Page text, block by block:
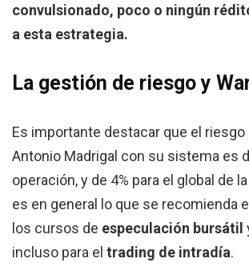
convulsionado, poco o ningún
a esta estrategia.
La gestión de riesgo y
Es importante destacar que el riesgo
Antonio Madrigal con su sistema es
operación, y de 4% para el global de
es en general lo que se recomienda
los cursos de especulación bursátil
incluso para el trading de intradía.